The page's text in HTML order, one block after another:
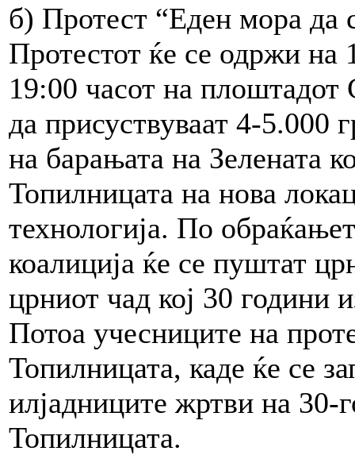
б) Протест “Еден мора да
Протестот ќе се одржи на
19:00 часот на
да присуствуваат 4-5.000
на барањата на Зелената
Топилницата на нова
технологија. По
коалиција ќе се пуштат
црниот чад кој 30 години
Потоа учесниците на
Топилницата, каде ќе се
илјадниците жртви на 30-
Топилницата.